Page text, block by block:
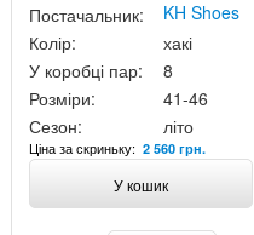
Постачальник:
KH Shoes
Колір:
хакі
У коробці пар:
8
Розміри:
41-46
Сезон:
літо
Ціна за скриньку: 2 560 грн.
У кошик